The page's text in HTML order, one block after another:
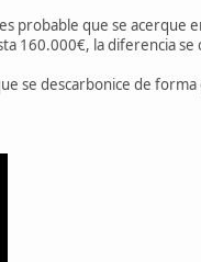
probable que se acerque
160.000€, la diferencia
se descarbonice de